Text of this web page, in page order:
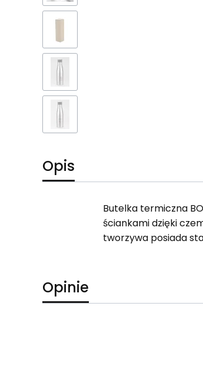
Opis
Butelka termiczna
ściankami dzięki
tworzywa posiada
Opinie